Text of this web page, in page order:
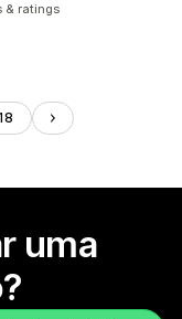
& ratings
uma